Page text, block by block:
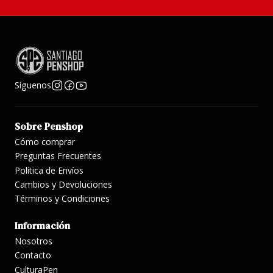
Síguenos
Sobre Penshop
Cómo comprar
Preguntas Frecuentes
Política de Envíos
Cambios y Devoluciones
Términos y Condiciones
Información
Nosotros
Contacto
CulturaPen